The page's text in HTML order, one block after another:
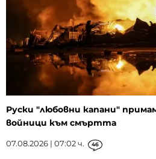
Руски "любовни капани"
войници към смъртта
07.08.2026 | 07:02 ч. 46